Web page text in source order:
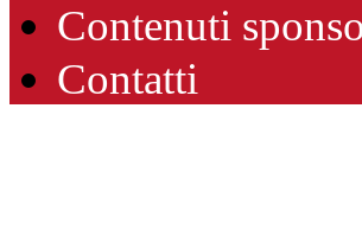
Contenuti
Contatti